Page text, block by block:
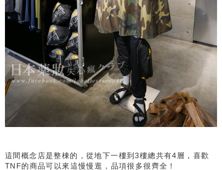
這間概念店是整棟的，從地下一樓到3樓總共有4層，喜歡
TNF的商品可以來這慢慢逛，品項很多很齊全！